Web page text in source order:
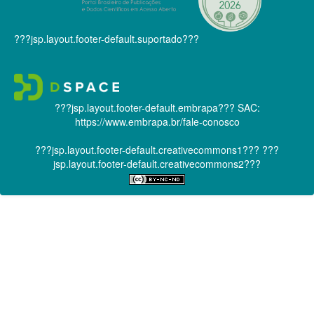
???jsp.layout.footer-default.suportado???
???jsp.layout.footer-default.embrapa??? SAC:
https://www.embrapa.br/fale-conosco
???jsp.layout.footer-default.creativecommons1??? ???
jsp.layout.footer-default.creativecommons2???